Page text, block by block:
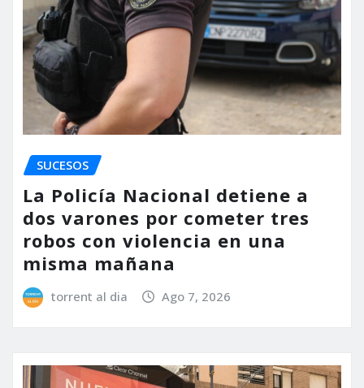
SUCESOS
La Policía Nacional detiene a
dos varones por cometer tres
robos con violencia en una
misma mañana
torrent al dia Ago 7, 2026